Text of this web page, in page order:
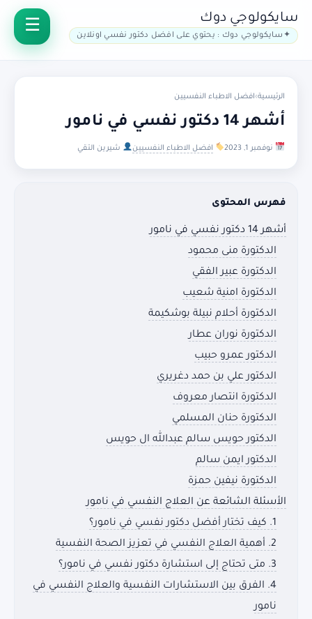
سايكولوجي دوك
سايكولوجي دوك : يحتوي على افضل دكتور نفسي اونلاين
الرئيسية›افضل الاطباء النفسيين
أشهر 14 دكتور نفسي في نامور
نوفمبر 1, 2023 افضل الاطباء النفسيين شيرين التقي
فهرس المحتوى
أشهر 14 دكتور نفسي في نامور
الدكتورة منى محمود
الدكتورة عبير الفقي
الدكتورة امنية شعيب
الدكتورة أحلام نبيلة بوشكيمة
الدكتورة نوران عطار
الدكتور عمرو حبيب
الدكتور علي بن حمد دغريري
الدكتورة انتصار معروف
الدكتورة حنان المسلمي
الدكتور حويس سالم عبدالله ال حويس
الدكتور ايمن سالم
الدكتورة نيفين حمزة
الأسئلة الشائعة عن العلاج النفسي في نامور
1. كيف تختار أفضل دكتور نفسي في نامور؟
2. أهمية العلاج النفسي في تعزيز الصحة النفسية
3. متى تحتاج إلى استشارة دكتور نفسي في نامور؟
4. الفرق بين الاستشارات النفسية والعلاج النفسي في
نامور